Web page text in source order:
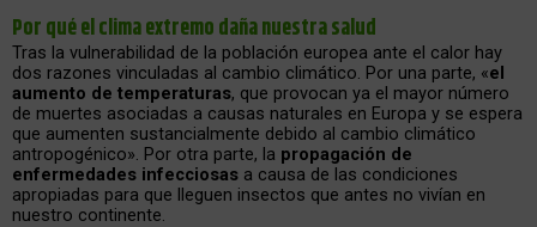
Por qué el clima extremo daña nuestra salud
Tras la vulnerabilidad de la población europea ante el calor hay
dos razones vinculadas al cambio climático. Por una parte, «el
aumento de temperaturas, que provocan ya el mayor número
de muertes asociadas a causas naturales en Europa y se espera
que aumenten sustancialmente debido al cambio climático
antropogénico». Por otra parte, la propagación de
enfermedades infecciosas a causa de las condiciones
apropiadas para que lleguen insectos que antes no vivían en
nuestro continente.